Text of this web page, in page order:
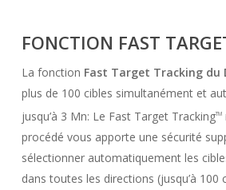
FONCTION FAST
La fonction Fast Target Tracking du
plus de 100 cibles simultanément et
jusqu’à 3 Mn: Le Fast Target TrackingTM
procédé vous apporte une sécurité
sélectionner automatiquement les
dans toutes les directions (jusqu’à 100